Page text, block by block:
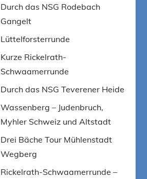
Durch das NSG Rodebach
Gangelt
Lüttelforsterrunde
Kurze Rickelrath-
Schwaamerrunde
Durch das NSG Teverener Heide
Wassenberg – Judenbruch,
Myhler Schweiz und Altstadt
Drei Bäche Tour Mühlenstadt
Wegberg
Rickelrath-Schwaamerrunde –